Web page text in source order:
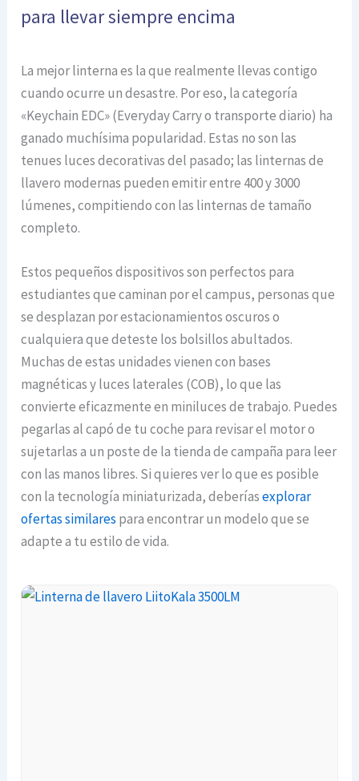
para llevar siempre encima
La mejor linterna es la que realmente llevas contigo
cuando ocurre un desastre. Por eso, la categoría
«Keychain EDC» (Everyday Carry o transporte diario) ha
ganado muchísima popularidad. Estas no son las
tenues luces decorativas del pasado; las linternas de
llavero modernas pueden emitir entre 400 y 3000
lúmenes, compitiendo con las linternas de tamaño
completo.
Estos pequeños dispositivos son perfectos para
estudiantes que caminan por el campus, personas que
se desplazan por estacionamientos oscuros o
cualquiera que deteste los bolsillos abultados.
Muchas de estas unidades vienen con bases
magnéticas y luces laterales (COB), lo que las
convierte eficazmente en miniluces de trabajo. Puedes
pegarlas al capó de tu coche para revisar el motor o
sujetarlas a un poste de la tienda de campaña para leer
con las manos libres. Si quieres ver lo que es posible
con la tecnología miniaturizada, deberíasexplorar
ofertas similares para encontrar un modelo que se
adapte a tu estilo de vida.